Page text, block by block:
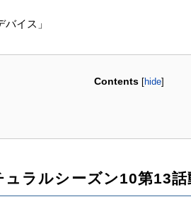
イス」
Contents [hide]
ュラルシーズン10第13話